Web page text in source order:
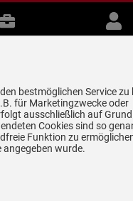
Beratung
Mein
Konto
bestmöglichen Service zu
für Marketingzwecke oder
ausschließlich auf
Cookies sind so
Funktion zu
angegeben wurde.